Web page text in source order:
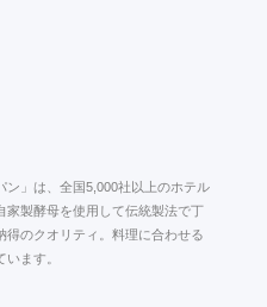
ン」は、全国5,000社以上のホテル
家製酵母を使用して伝統製法で丁
のクオリティ。料理に合わせる
ます。